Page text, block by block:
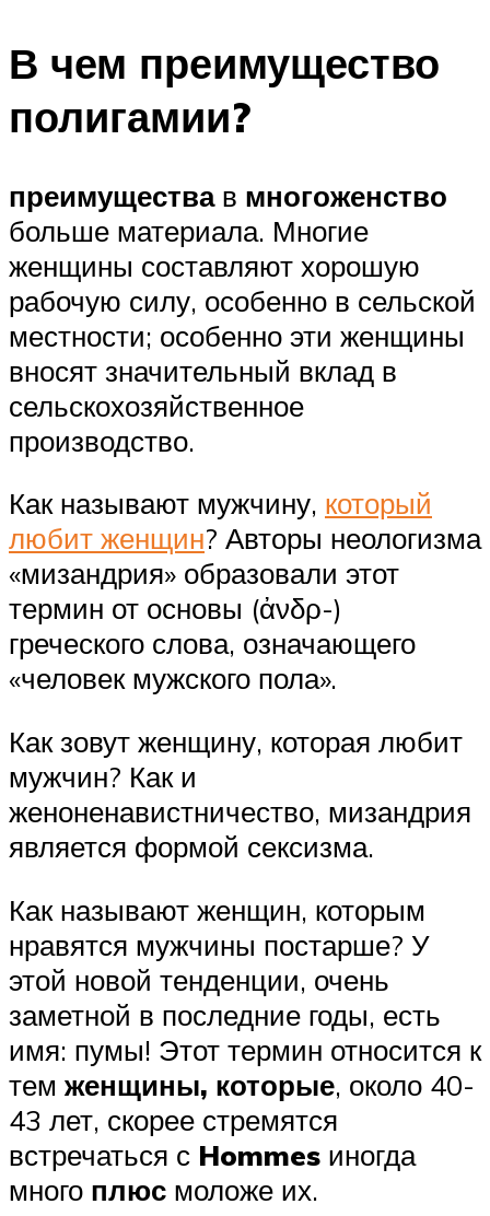
В чем преимущество
полигамии?
преимуществав многоженство
больше материала. Многие
женщины составляют хорошую
рабочую силу, особенно в сельской
местности; особенно эти женщины
вносят значительный вклад в
сельскохозяйственное
производство.
Как называют мужчину, который
любит женщин? Авторы неологизма
«мизандрия» образовали этот
термин от основы (ἀνδρ-)
греческого слова, означающего
«человек мужского пола».
Как зовут женщину, которая любит
мужчин? Как и
женоненавистничество, мизандрия
является формой сексизма.
Как называют женщин, которым
нравятся мужчины постарше? У
этой новой тенденции, очень
заметной в последние годы, есть
имя: пумы! Этот термин относится к
тем женщины, которые, около 40-
43 лет, скорее стремятся
встречаться с Hommes иногда
много плюс моложе их.